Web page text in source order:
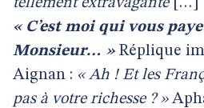
« C’est moi qui vous
Monsieur… » Réplique
Aignan : « Ah ! Et les
pas à votre richesse ? »